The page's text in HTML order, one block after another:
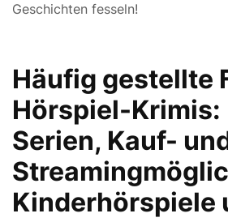
Geschichten fesseln!
Häufig gestellte
Hörspiel-Krimis:
Serien, Kauf-
Kinderhörspiele